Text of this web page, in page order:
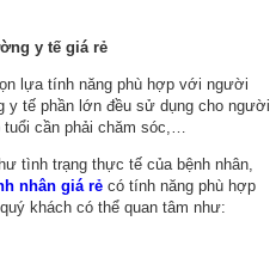
y tế giá rẻ
lựa tính năng phù hợp với người
y tế phần lớn đều sử dụng cho người
cần phải chăm sóc,…
tình trạng thực tế của bệnh nhân,
nhân giá rẻ có tính năng phù hợp
khách có thể quan tâm như: